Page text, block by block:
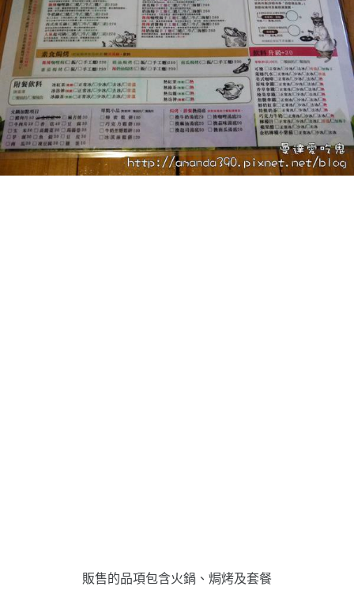
販售的品項包含火鍋、焗烤及套餐